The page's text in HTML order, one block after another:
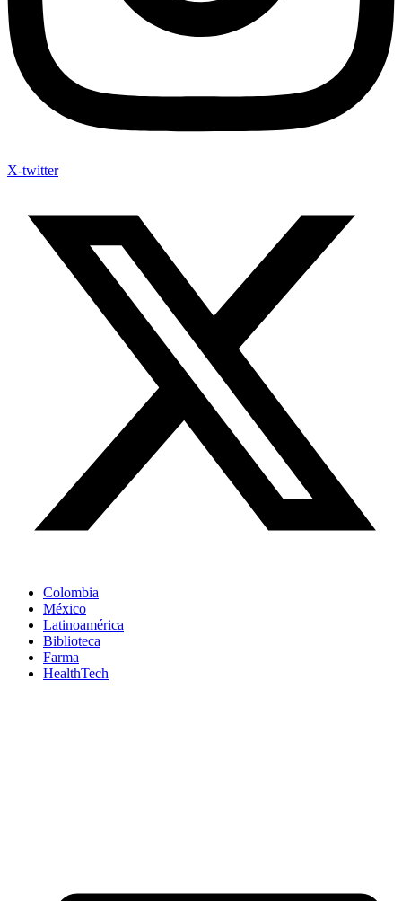
X-twitter
Colombia
México
Latinoamérica
Biblioteca
Farma
HealthTech